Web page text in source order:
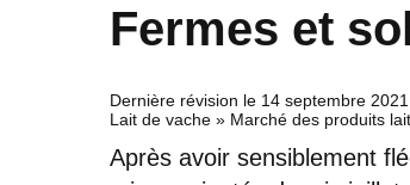
Fermes et
Dernière révision le 14 septembre 2021
Lait de vache » Marché des produits
Après avoir sensiblement